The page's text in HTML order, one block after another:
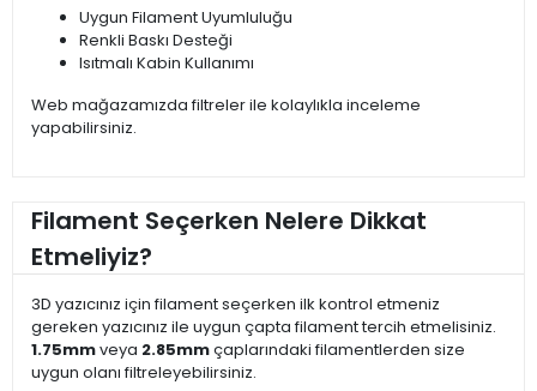
Uygun Filament Uyumluluğu
Renkli Baskı Desteği
Isıtmalı Kabin Kullanımı
Web mağazamızda filtreler ile kolaylıkla inceleme
yapabilirsiniz.
Filament Seçerken Nelere Dikkat
Etmeliyiz?
3D yazıcınız için filament seçerken ilk kontrol etmeniz
gereken yazıcınız ile uygun çapta filament tercih etmelisiniz.
1.75mmveya 2.85mmçaplarındaki filamentlerden size
uygun olanı filtreleyebilirsiniz.